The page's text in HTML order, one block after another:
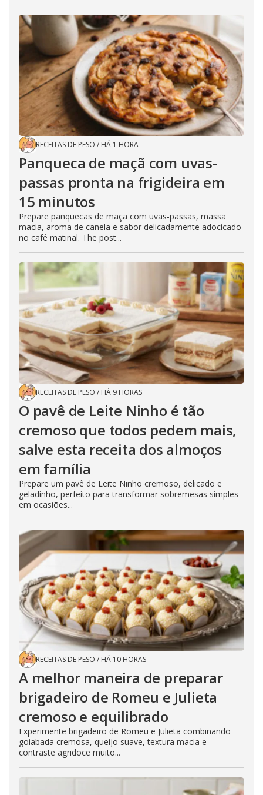
RECEITAS DE PESO / HÁ 1 HORA
Panqueca de maçã com uvas-
passas pronta na frigideira em
15 minutos
Prepare panquecas de maçã com uvas-passas, massa
macia, aroma de canela e sabor delicadamente adocicado
no café matinal. The post...
RECEITAS DE PESO / HÁ 9 HORAS
O pavê de Leite Ninho é tão
cremoso que todos pedem mais,
salve esta receita dos almoços
em família
Prepare um pavê de Leite Ninho cremoso, delicado e
geladinho, perfeito para transformar sobremesas simples
em ocasiões...
RECEITAS DE PESO / HÁ 10 HORAS
A melhor maneira de preparar
brigadeiro de Romeu e Julieta
cremoso e equilibrado
Experimente brigadeiro de Romeu e Julieta combinando
goiabada cremosa, queijo suave, textura macia e
contraste agridoce muito...